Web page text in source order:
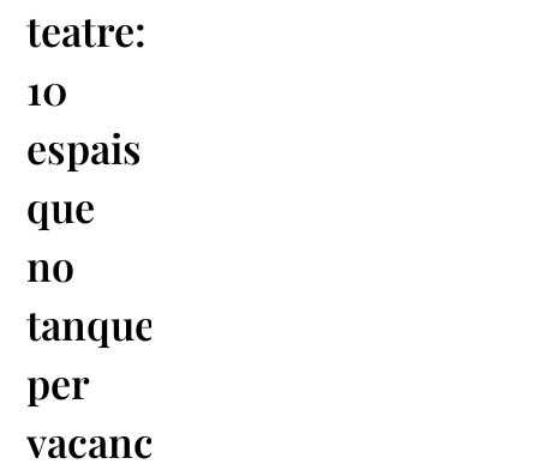
teatre:
10
espais
que
no
tanquen
per
vacances!